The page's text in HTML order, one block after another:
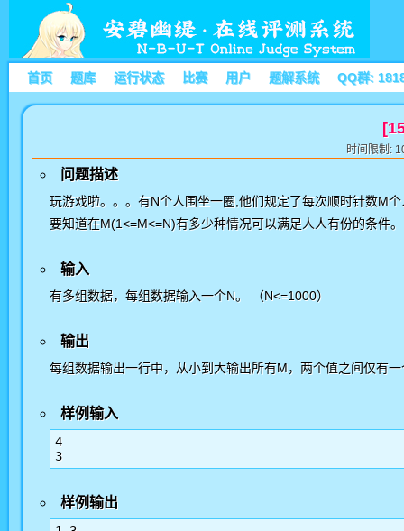
首页 题库 运行状态 比赛 用户 题解系统 QQ群:
时间限制:
问题描述
玩游戏啦。。。有N个人围坐一圈,他们规定了每次顺时针数M
要知道在M(1<=M<=N)有多少种情况可以满足人人有份的条件。
输入
有多组数据，每组数据输入一个N。 （N<=1000）
输出
每组数据输出一行中，从小到大输出所有M，两个值之间仅有
样例输入
4
样例输出